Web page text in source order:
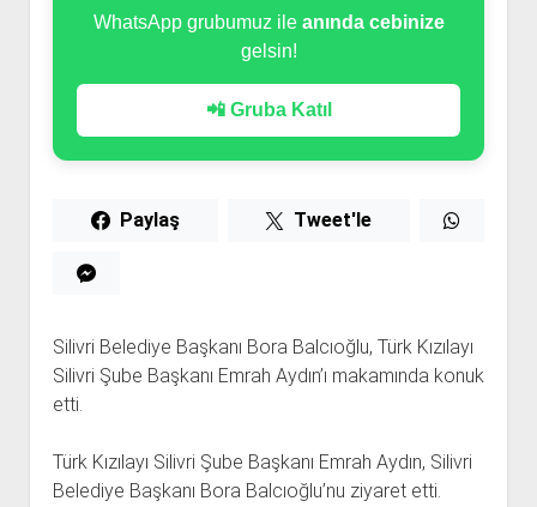
WhatsApp grubumuz ile anında cebinize
gelsin!
📲 Gruba Katıl
Paylaş Tweet'le
Silivri Belediye Başkanı Bora Balcıoğlu, Türk Kızılayı
Silivri Şube Başkanı Emrah Aydın’ı makamında konuk
etti.
Türk Kızılayı Silivri Şube Başkanı Emrah Aydın, Silivri
Belediye Başkanı Bora Balcıoğlu’nu ziyaret etti.